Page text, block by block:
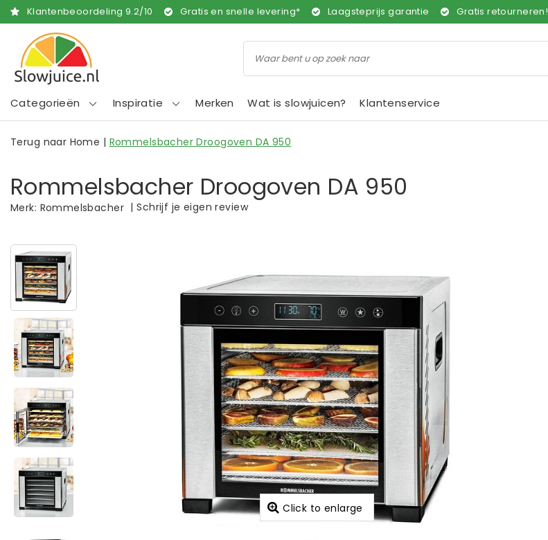
Klantenbeoordeling 9.2/10 Gratis en snelle levering* Laagsteprijs garantie Gratis retourneren!
Categorieën Inspiratie Merken Wat is slowjuicen? Klantenservice
Terug naar Home | Rommelsbacher Droogoven DA 950
Rommelsbacher Droogoven DA 950
Merk: Rommelsbacher |Schrijf je eigen review
Click to enlarge